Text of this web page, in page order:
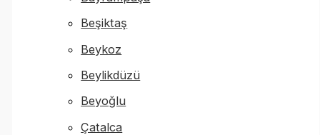
Beşiktaş
Beykoz
Beylikdüzü
Beyoğlu
Çatalca